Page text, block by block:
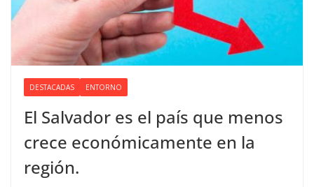
DESTACADAS ENTORNO
El Salvador es el país que menos
crece económicamente en la
región.